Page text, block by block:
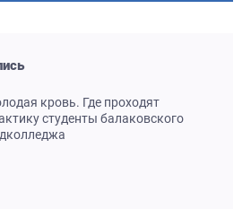
кровь. Где проходят
студенты балаковского